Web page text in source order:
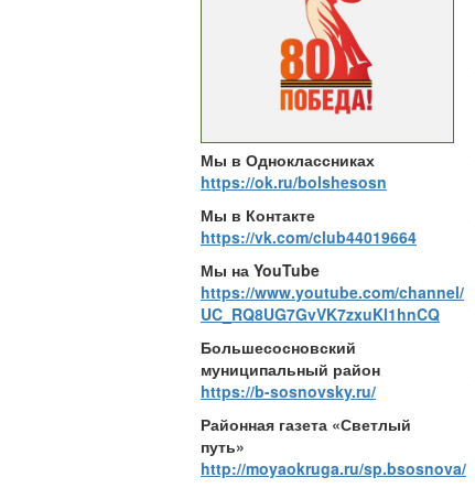
Мы в Одноклассниках
https://ok.ru/bolshesosn
Мы в Контакте
https://vk.com/club44019664
Мы на YouTube
https://www.youtube.com/channel/
UC_RQ8UG7GvVK7zxuKl1hnCQ
Большесосновский
муниципальный район
https://b-sosnovsky.ru/
Районная газета «Светлый
путь»
http://moyaokruga.ru/sp.bsosnova/